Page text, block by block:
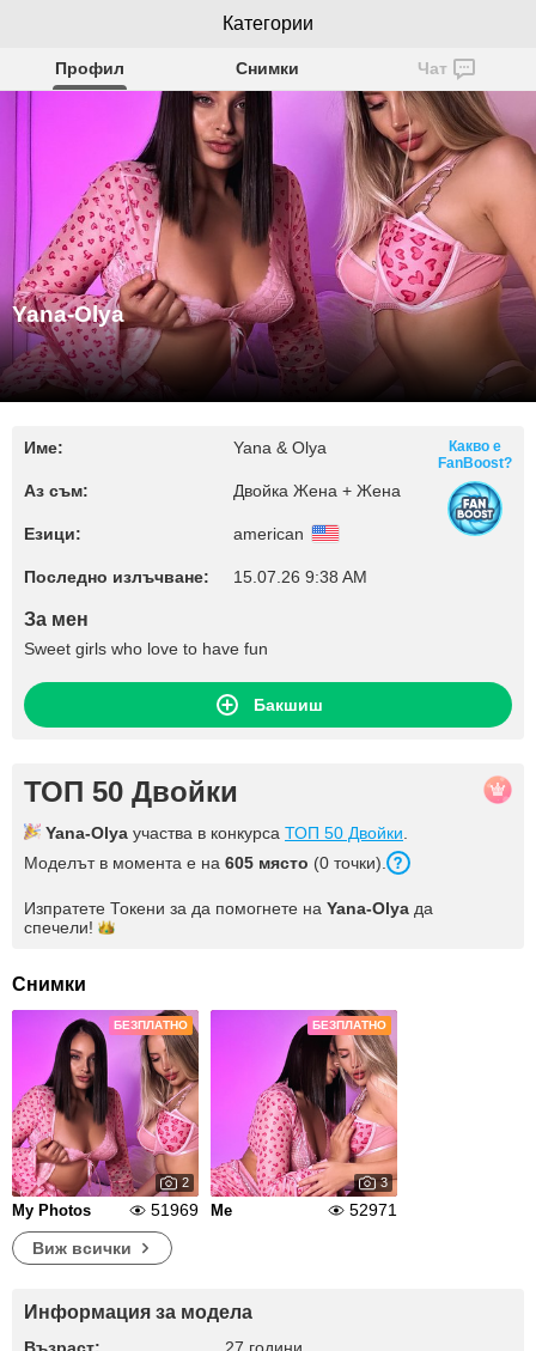
Yana-Olya
Профил Снимки Чат
Yana-Olya
Име: Yana & Olya
Аз съм: Двойка Жена + Жена
Езици: american
Последно излъчване: 15.07.26 9:38 AM
Какво е
FanBoost?
За мен
Sweet girls who love to have fun
Бакшиш
ТОП 50 Двойки
Yana-Olya участва в конкурса ТОП 50 Двойки
Моделът в момента е на 605 място (0 точки).
Изпратете Токени за да помогнете на Yana-Olya да
спечели!
Снимки
БЕЗПЛАТНО
2
My Photos 51969
БЕЗПЛАТНО
3
Me
52971
Виж всички
Информация за модела
Категории